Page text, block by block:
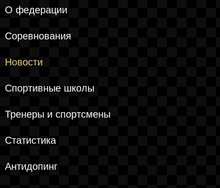
О федерации
Соревнования
Новости
Спортивные школы
Тренеры и спортсмены
Статистика
Антидопинг